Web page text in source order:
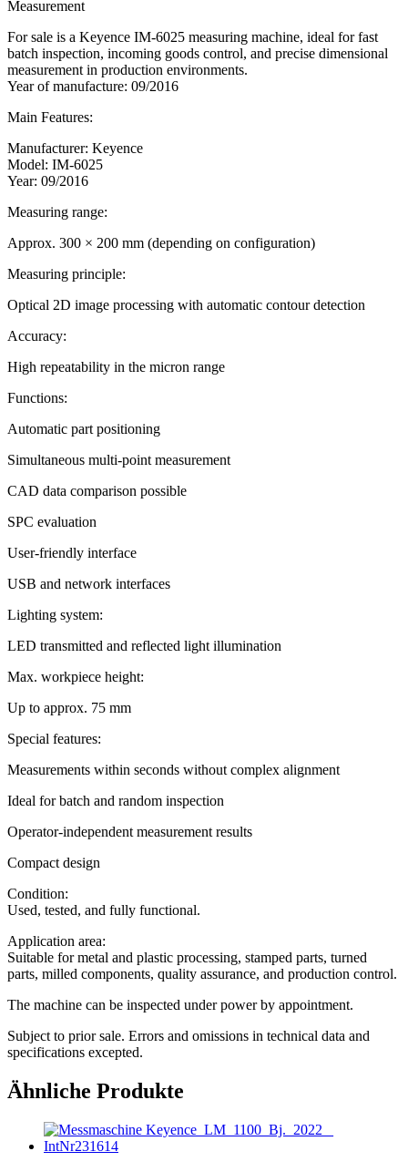
Measurement
For sale is a Keyence IM-6025 measuring machine, ideal for fast
batch inspection, incoming goods control, and precise dimensional
measurement in production environments.
Year of manufacture: 09/2016
Main Features:
Manufacturer: Keyence
Model: IM-6025
Year: 09/2016
Measuring range:
Approx. 300 × 200 mm (depending on configuration)
Measuring principle:
Optical 2D image processing with automatic contour detection
Accuracy:
High repeatability in the micron range
Functions:
Automatic part positioning
Simultaneous multi-point measurement
CAD data comparison possible
SPC evaluation
User-friendly interface
USB and network interfaces
Lighting system:
LED transmitted and reflected light illumination
Max. workpiece height:
Up to approx. 75 mm
Special features:
Measurements within seconds without complex alignment
Ideal for batch and random inspection
Operator-independent measurement results
Compact design
Condition:
Used, tested, and fully functional.
Application area:
Suitable for metal and plastic processing, stamped parts, turned
parts, milled components, quality assurance, and production control.
The machine can be inspected under power by appointment.
Subject to prior sale. Errors and omissions in technical data and
specifications excepted.
Ähnliche Produkte